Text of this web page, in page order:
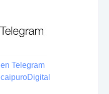
Telegram